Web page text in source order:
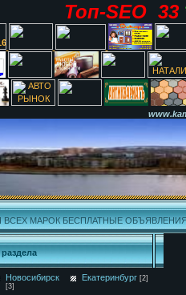
Топ-SEO 33
МАРОК БЕСПЛАТНЫЕ
Новосибирск
[3]
Екатеринбург [2]